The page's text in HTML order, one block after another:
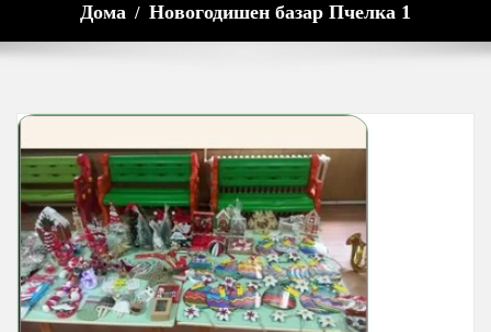
Дома Новогодишен базар Пчелка 1